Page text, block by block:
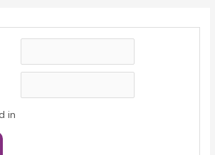
in